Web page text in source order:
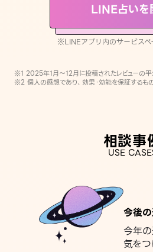
LINE占いを
※LINEアプリ内のサービスペ
※1 2025年1月〜12月に投稿されたレビューの平
※2 個人の感想であり、効果・効能を保証するも
相談事
USE
今後
今年
気をつ